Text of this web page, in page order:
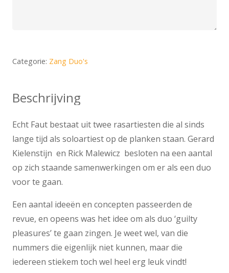
Categorie: Zang Duo's
Beschrijving
Echt Faut bestaat uit twee rasartiesten die al sinds
lange tijd als soloartiest op de planken staan. Gerard
Kielenstijn en Rick Malewicz besloten na een aantal
op zich staande samenwerkingen om er als een duo
voor te gaan.
Een aantal ideeën en concepten passeerden de
revue, en opeens was het idee om als duo ‘guilty
pleasures’ te gaan zingen. Je weet wel, van die
nummers die eigenlijk niet kunnen, maar die
iedereen stiekem toch wel heel erg leuk vindt!